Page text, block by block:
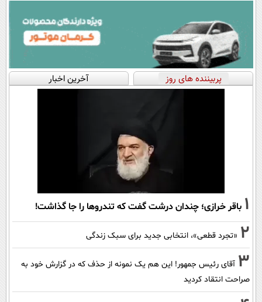
پربیننده های روز آخرین اخبار
1 باقر خرازی؛ چندان درشت گفت که تندروها را جا گذاشت!
2 «تجرد قطعی»، انتخابی جدید برای سبک زندگی
3 آقای رئیس جمهور! این هم یک نمونه از حذف که در گزارش خود به
صراحت انتقاد کردید